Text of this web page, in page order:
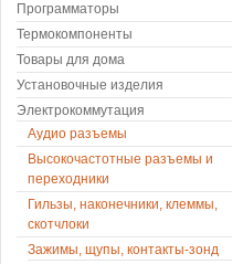
Программаторы
Термокомпоненты
Товары для дома
Установочные изделия
Электрокоммутация
Аудио разъемы
Высокочастотные разъемы и
переходники
Гильзы, наконечники, клеммы,
скотчлоки
Зажимы, щупы, контакты-зонд